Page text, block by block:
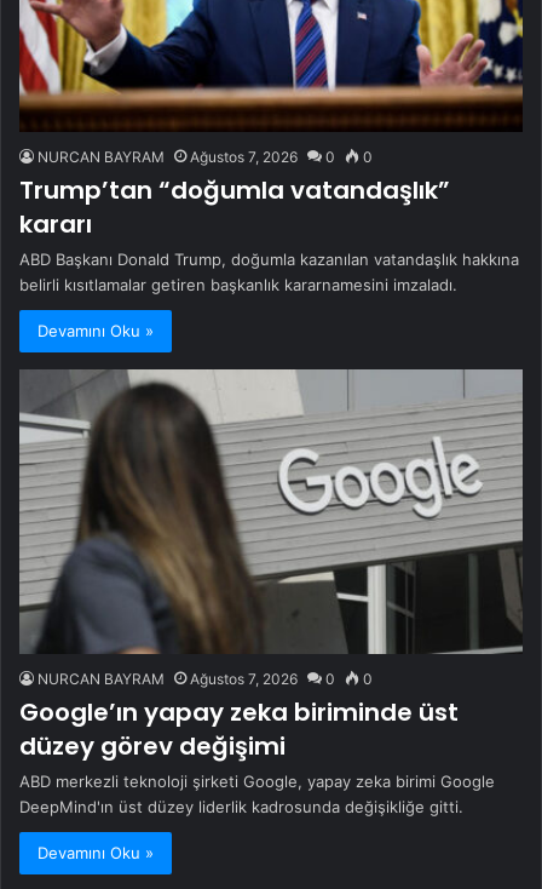
NURCAN BAYRAM Ağustos 7, 2026 0 0
Trump’tan “doğumla vatandaşlık”
kararı
ABD Başkanı Donald Trump, doğumla kazanılan vatandaşlık hakkına
belirli kısıtlamalar getiren başkanlık kararnamesini imzaladı.
Devamını Oku »
NURCAN BAYRAM Ağustos 7, 2026 0 0
Google’ın yapay zeka biriminde üst
düzey görev değişimi
ABD merkezli teknoloji şirketi Google, yapay zeka birimi Google
DeepMind'ın üst düzey liderlik kadrosunda değişikliğe gitti.
Devamını Oku »